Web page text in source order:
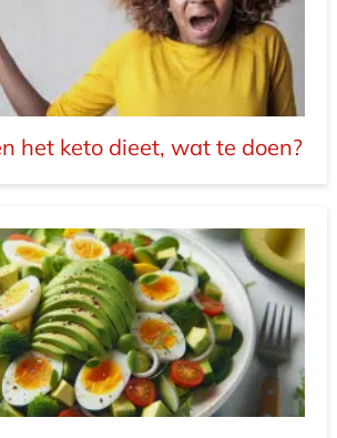
het keto dieet, wat te doen?